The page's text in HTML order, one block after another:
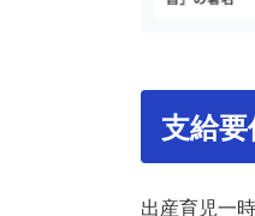
支給要
出産育児一